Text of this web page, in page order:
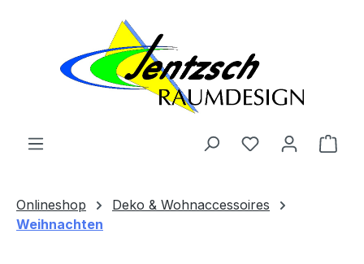
Zum Hauptinhalt springen
Onlineshop
Deko & Wohnaccessoires
Weihnachten